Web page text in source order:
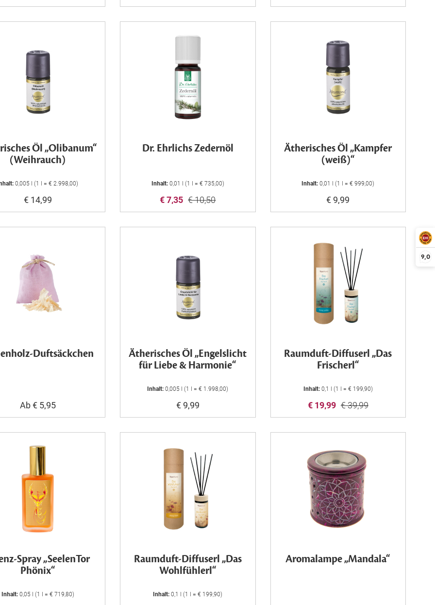
9,0
Öl „Olibanum“
(Weihrauch)
0,005 l (1 l = € 2.998,00)
€ 14,99
Dr. Ehrlichs Zedernöl
Inhalt: 0,01 l (1 l = € 735,00)
€ 7,35 € 10,50
Ätherisches Öl „Kampfer
(weiß)“
Inhalt:0,01 l (1 l = € 999,00)
€ 9,99
Duftsäckchen
Ab € 5,95
Ätherisches Öl „Engelslicht
für Liebe & Harmonie“
Inhalt:0,005 l (1 l = € 1.998,00)
€ 9,99
Raumduft-Diffuserl „Das
Frischerl“
Inhalt: 0,1 l (1 l = € 199,90)
€ 19,99 € 39,99
Spray „SeelenTor
Phönix“
Inhalt: 0,05 l (1 l = € 719,80)
Raumduft-Diffuserl „Das
Wohlfühlerl“
Inhalt:0,1 l (1 l = € 199,90)
Aromalampe „Mandala“